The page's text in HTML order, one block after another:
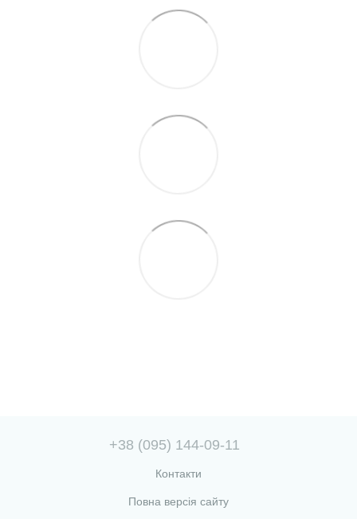
+38 (095) 144-09-11
Контакти
Повна версія сайту